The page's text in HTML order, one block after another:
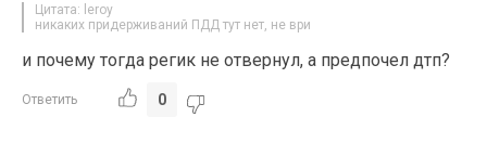
Цитата: leroy
никаких придерживаний ПДД тут нет, не ври
и почему тогда регик не отвернул, а предпочел дтп?
Ответить 0